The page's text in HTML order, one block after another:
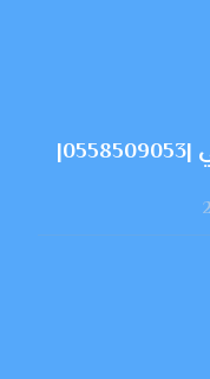
شركة تركيب انترلوك في دبي |0558509053|